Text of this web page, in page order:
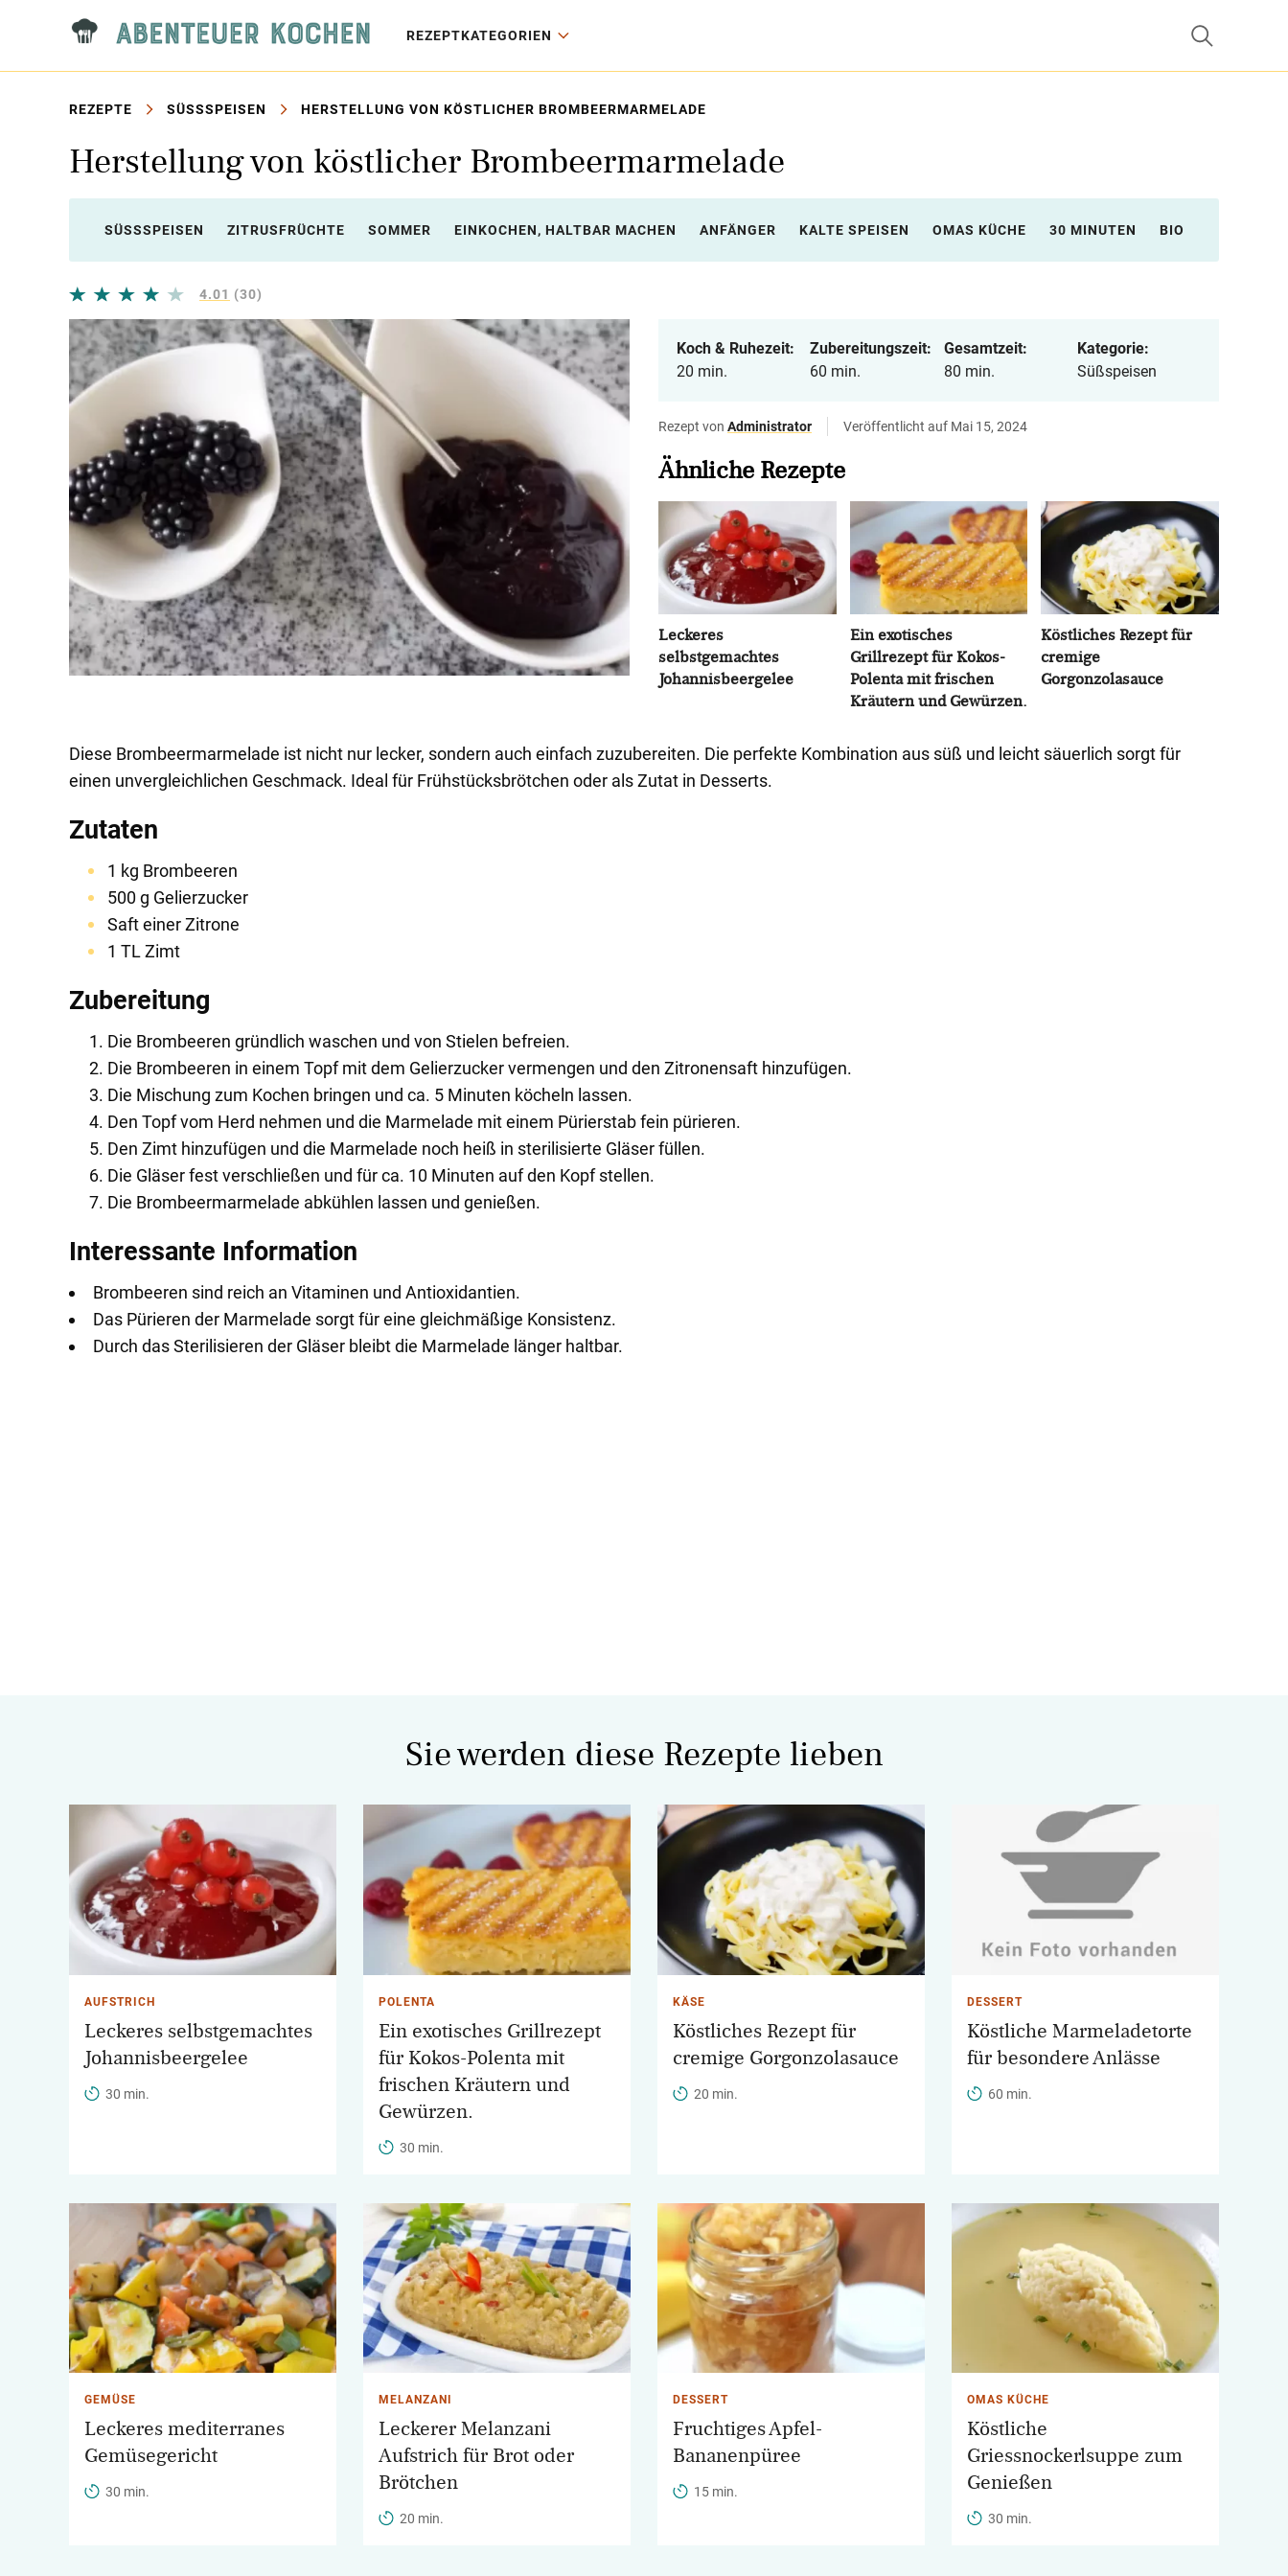
REZEPTKATEGORIEN
REZEPTE SÜSSSPEISEN HERSTELLUNG VON KÖSTLICHER BROMBEERMARMELADE
Herstellung von köstlicher Brombeermarmelade
SÜSSSPEISEN ZITRUSFRÜCHTE SOMMER EINKOCHEN, HALTBAR MACHEN ANFÄNGER KALTE SPEISEN OMAS KÜCHE 30 MINUTEN BIO
4.01 (30)
Koch & Ruhezeit:
20 min.
Zubereitungszeit:
60 min.
Gesamtzeit:
80 min.
Kategorie:
Süßspeisen
Rezept von Administrator Veröffentlicht auf Mai 15, 2024
Ähnliche Rezepte
Leckeres
selbstgemachtes
Johannisbeergelee
Ein exotisches
Grillrezept für Kokos-
Polenta mit frischen
Kräutern und Gewürzen.
Köstliches Rezept für
cremige
Gorgonzolasauce
Diese Brombeermarmelade ist nicht nur lecker, sondern auch einfach zuzubereiten. Die perfekte Kombination aus süß und leicht säuerlich sorgt für
einen unvergleichlichen Geschmack. Ideal für Frühstücksbrötchen oder als Zutat in Desserts.
Zutaten
1 kg Brombeeren
500 g Gelierzucker
Saft einer Zitrone
1 TL Zimt
Zubereitung
Die Brombeeren gründlich waschen und von Stielen befreien.
Die Brombeeren in einem Topf mit dem Gelierzucker vermengen und den Zitronensaft hinzufügen.
Die Mischung zum Kochen bringen und ca. 5 Minuten köcheln lassen.
Den Topf vom Herd nehmen und die Marmelade mit einem Pürierstab fein pürieren.
Den Zimt hinzufügen und die Marmelade noch heiß in sterilisierte Gläser füllen.
Die Gläser fest verschließen und für ca. 10 Minuten auf den Kopf stellen.
Die Brombeermarmelade abkühlen lassen und genießen.
Interessante Information
Brombeeren sind reich an Vitaminen und Antioxidantien.
Das Pürieren der Marmelade sorgt für eine gleichmäßige Konsistenz.
Durch das Sterilisieren der Gläser bleibt die Marmelade länger haltbar.
Sie werden diese Rezepte lieben
AUFSTRICH
Leckeres selbstgemachtes
Johannisbeergelee
30 min.
POLENTA
Ein exotisches Grillrezept
für Kokos-Polenta mit
frischen Kräutern und
Gewürzen.
30 min.
KÄSE
Köstliches Rezept für
cremige Gorgonzolasauce
20 min.
DESSERT
Köstliche Marmeladetorte
für besondere Anlässe
60 min.
GEMÜSE
Leckeres mediterranes
Gemüsegericht
30 min.
MELANZANI
Leckerer Melanzani
Aufstrich für Brot oder
Brötchen
20 min.
DESSERT
Fruchtiges Apfel-
Bananenpüree
15 min.
OMAS KÜCHE
Köstliche
Griessnockerlsuppe zum
Genießen
30 min.